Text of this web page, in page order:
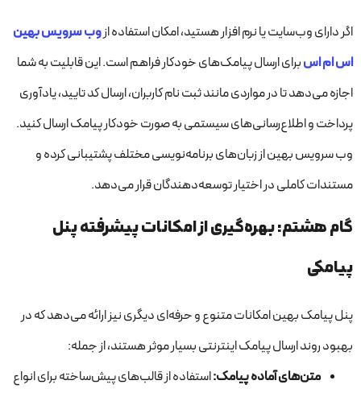
اگر دارای وب‌سایت یا نرم افزار هستید، امکان استفاده ازوب سرویس بهین
اس ام اسبرای ارسال پیامک‌های خودکار فراهم است. این قابلیت به شما
اجازه می‌دهد تا در مواردی مانند ثبت نام کاربران، ارسال کد تایید، یادآوری
پرداخت و اطلاع‌رسانی‌های سیستمی به صورت خودکار پیامک ارسال کنید.
وب سرویس بهین از زبان‌های برنامه‌نویسی مختلف پشتیبانی کرده و
مستندات کاملی در اختیار توسعه‌دهندگان قرار می‌دهد.
گام هشتم: بهره‌گیری از امکانات پیشرفته پنل
پیامکی
پنل پیامک بهین امکانات متنوع و حرفه‌ای دیگری نیز ارائه می‌دهد که در
بهبود روند ارسال پیامک اینترنتی بسیار موثر هستند، از جمله:
متن‌های آماده پیامک:استفاده از قالب‌های پیش‌ساخته برای انواع